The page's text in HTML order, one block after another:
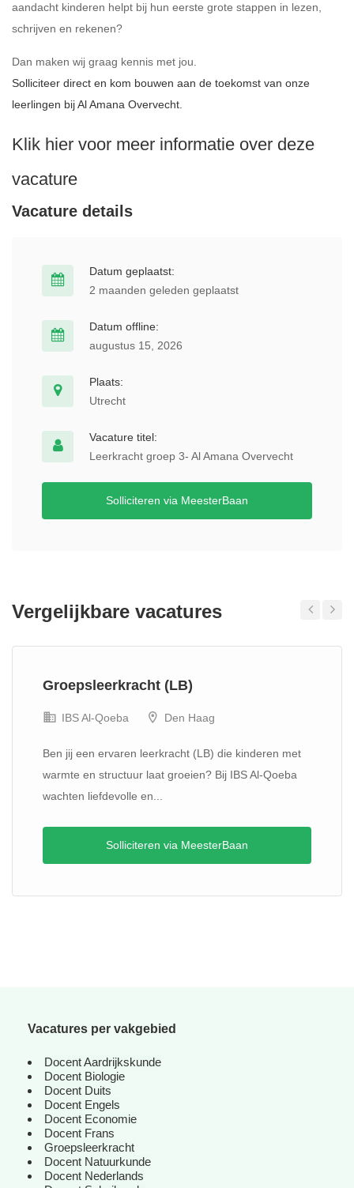
aandacht kinderen helpt bij hun eerste grote stappen in lezen,
schrijven en rekenen?
Dan maken wij graag kennis met jou.
Solliciteer direct en kom bouwen aan de toekomst van onze
leerlingen bij Al Amana Overvecht.
Klik hier voor meer informatie over deze
vacature
Vacature details
Datum geplaatst:
2 maanden geleden geplaatst
Datum offline:
augustus 15, 2026
Plaats:
Utrecht
Vacature titel:
Leerkracht groep 3- Al Amana Overvecht
Solliciteren via MeesterBaan
Vergelijkbare vacatures
Groepsleerkracht (LB)
IBS Al-Qoeba Den Haag
Ben jij een ervaren leerkracht (LB) die kinderen met
warmte en structuur laat groeien? Bij IBS Al-Qoeba
wachten liefdevolle en...
Solliciteren via MeesterBaan
Vacatures per vakgebied
Docent Aardrijkskunde
Docent Biologie
Docent Duits
Docent Engels
Docent Economie
Docent Frans
Groepsleerkracht
Docent Natuurkunde
Docent Nederlands